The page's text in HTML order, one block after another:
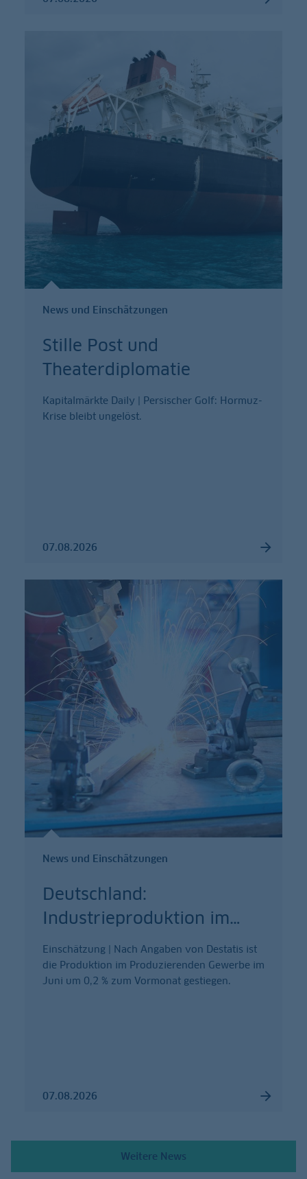
News und Einschätzungen
Stille Post und
Theaterdiplomatie
Kapitalmärkte Daily | Persischer Golf: Hormuz-
Krise bleibt ungelöst.
07.08.2026
News und Einschätzungen
Deutschland:
Industrieproduktion im…
Einschätzung | Nach Angaben von Destatis ist
die Produktion im Produzierenden Gewerbe im
Juni um 0,2 % zum Vormonat gestiegen.
07.08.2026
Weitere News